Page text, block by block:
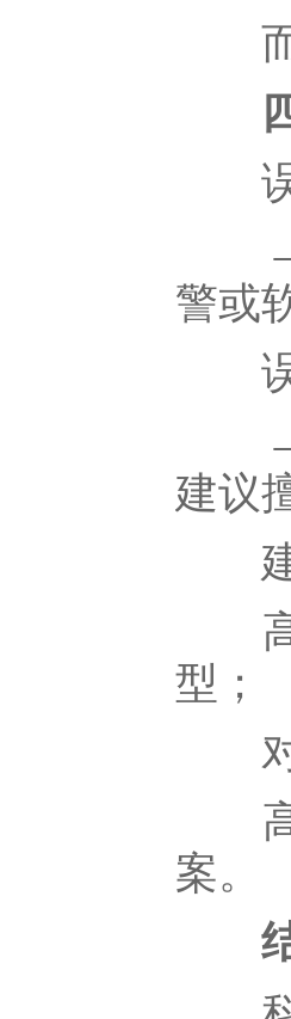
而
误
→
警或
误
→
建议
建
高
型；
对
高
案。